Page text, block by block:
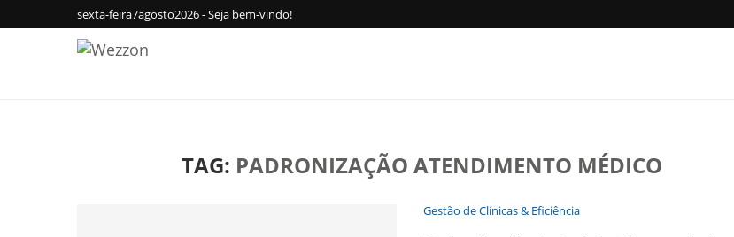
sexta-feira7agosto2026 - Seja bem-vindo!
TAG: PADRONIZAÇÃO ATENDIMENTO MÉDICO
Gestão de Clínicas & Eficiência